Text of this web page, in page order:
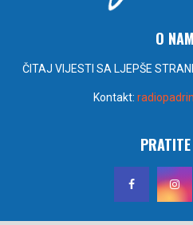
O
ČITAJ VIJESTI SA LJEPŠE
Kontakt: